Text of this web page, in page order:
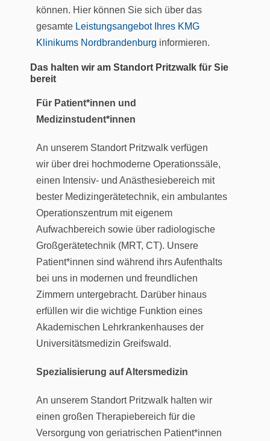
können. Hier können Sie sich über das
gesamte Leistungsangebot Ihres KMG
Klinikums Nordbrandenburg informieren.
Das halten wir am Standort Pritzwalk für Sie
bereit
Für Patient*innen und
Medizinstudent*innen
An unserem Standort Pritzwalk verfügen
wir über drei hochmoderne Operationssäle,
einen Intensiv- und Anästhesiebereich mit
bester Medizingerätetechnik, ein ambulantes
Operationszentrum mit eigenem
Aufwachbereich sowie über radiologische
Großgerätetechnik (MRT, CT). Unsere
Patient*innen sind während ihrs Aufenthalts
bei uns in modernen und freundlichen
Zimmern untergebracht. Darüber hinaus
erfüllen wir die wichtige Funktion eines
Akademischen Lehrkrankenhauses der
Universitätsmedizin Greifswald.
Spezialisierung auf Altersmedizin
An unserem Standort Pritzwalk halten wir
einen großen Therapiebereich für die
Versorgung von geriatrischen Patient*innen